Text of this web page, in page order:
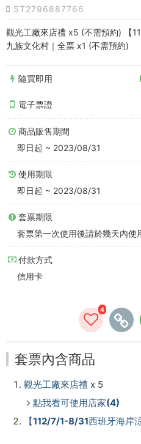
文
化
村
｜
全
票
︱
贈
日
月
潭
回
及
南
ST2796887766
觀光工廠來店禮 x5 (不需預約) 【
九族文化村｜全票 x1 (不需預約)
隨買即用
電子票證
商品販售期間
即日起 ~ 2023/08/31
使用期限
即日起 ~ 2023/08/31
套票期限
套票第一次使用後請於幾天內使
付款方式
信用卡
4
套票內含商品
觀光工廠來店禮 x 5
點我看可使用店家(4)
【112/7/1-8/31西班牙海岸